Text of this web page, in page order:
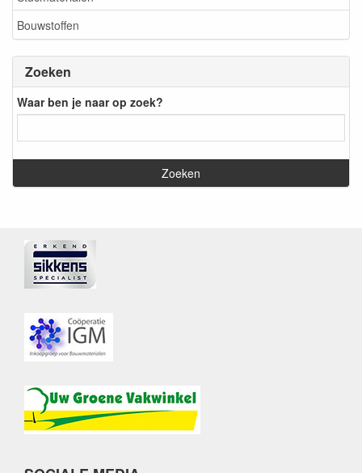
Bouwstoffen
Zoeken
Waar ben je naar op zoek?